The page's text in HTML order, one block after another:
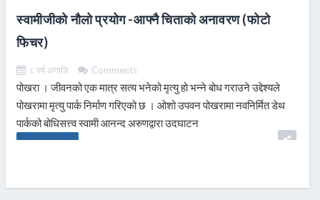
स्वामीजीको नौलो प्रयोग -आफ्नै चिताको अनावरण (फोटो
फिचर)
८ वर्ष अगाडि Comments
पोखरा । जीवनको एक मात्र सत्य भनेको मृत्यु हो भन्ने बोध गराउने उद्देश्यले
पोखरामा मृत्यु पार्क निर्माण गरिएको छ । ओशो उपवन पोखरामा नवनिर्मित डेथ
पार्कको बोधिसत्त्व स्वामी आनन्द अरुणद्वारा उदघाटन
READ MORE